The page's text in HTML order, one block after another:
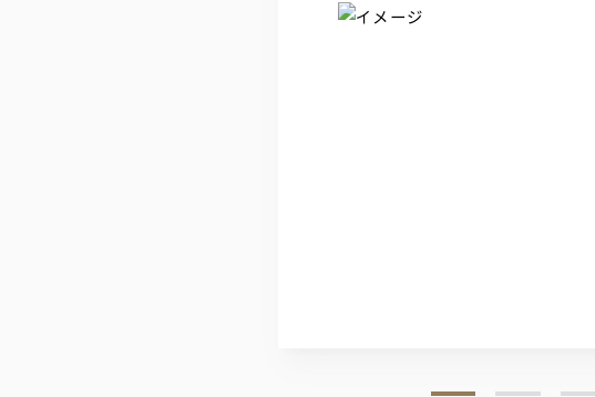
ウーロン茶/コーラ/炭酸水/カルピス/オレンジ/ひやし